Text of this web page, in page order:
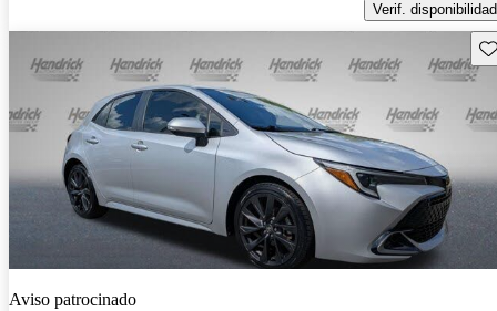
Verif. disponibilidad
Aviso patrocinado